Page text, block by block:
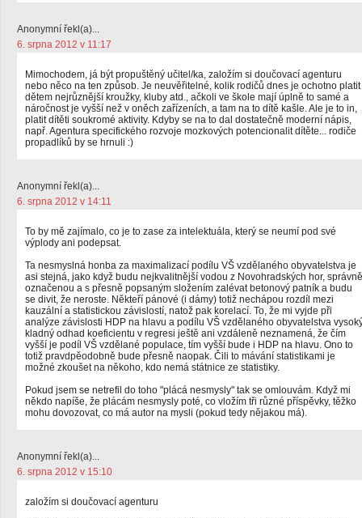
Anonymní řekl(a)...
6. srpna 2012 v 11:17
Mimochodem, já být propuštěný učitel/ka, založím si doučovací agenturu
nebo něco na ten způsob. Je neuvěřitelné, kolik rodičů dnes je ochotno platit
dětem nejrůznější kroužky, kluby atd., ačkoli ve škole mají úplně to samé a
náročnost je vyšší než v oněch zařízeních, a tam na to dítě kašle. Ale je to in,
platit dítěti soukromé aktivity. Kdyby se na to dal dostatečně moderní nápis,
např. Agentura specifického rozvoje mozkových potencionalit dítěte... rodiče
propadlíků by se hrnuli :)
Anonymní řekl(a)...
6. srpna 2012 v 14:11
To by mě zajímalo, co je to zase za intelektuála, který se neumí pod své
výplody ani podepsat.
Ta nesmyslná honba za maximalizací podílu VŠ vzdělaného obyvatelstva je
asi stejná, jako když budu nejkvalitnější vodou z Novohradských hor, správně
označenou a s přesně popsaným složením zalévat betonový patník a budu
se divit, že neroste. Někteří pánové (i dámy) totiž nechápou rozdíl mezi
kauzální a statistickou závislostí, natož pak korelací. To, že mi vyjde při
analýze závislosti HDP na hlavu a podílu VŠ vzdělaného obyvatelstva
kladný odhad koeficientu v regresi ještě ani vzdáleně neznamená, že čím
vyšší je podíl VŠ vzdělané populace, tím vyšší bude i HDP na hlavu. Ono to
totiž pravdpěodobně bude přesně naopak. Čili to mávání statistikami je
možné zkoušet na někoho, kdo nemá státnice ze statistiky.
Pokud jsem se netrefil do toho "plácá nesmysly" tak se omlouvám. Když mi
někdo napíše, že plácám nesmysly poté, co vložím tři různé příspěvky, těžko
mohu dovozovat, co má autor na mysli (pokud tedy nějakou má).
Anonymní řekl(a)...
6. srpna 2012 v 15:10
založím si doučovací agenturu